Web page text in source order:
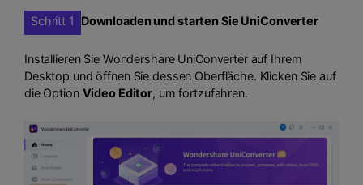
Schritt 1 Downloaden und starten Sie UniConverter
Installieren Sie Wondershare UniConverter auf Ihrem
Desktop und öffnen Sie dessen Oberfläche. Klicken Sie auf
die Option Video Editor, um fortzufahren.